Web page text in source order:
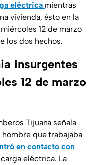
eléctrica mientras
vivienda, ésto en la
12 de marzo
los dos hechos.
Insurgentes
12 de marzo
Tijuana señala
hombre que trabajaba
en contacto con
eléctrica. La